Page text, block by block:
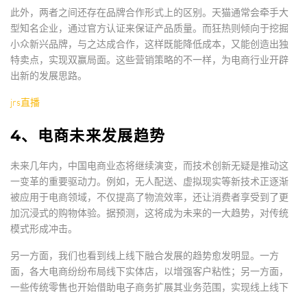
此外，两者之间还存在品牌合作形式上的区别。天猫通常会牵手大
型知名企业，通过官方认证来保证产品质量。而狂热则倾向于挖掘
小众新兴品牌，与之达成合作，这样既能降低成本，又能创造出独
特卖点，实现双赢局面。这些营销策略的不一样，为电商行业开辟
出新的发展思路。
jrs直播
4、电商未来发展趋势
未来几年内，中国电商业态将继续演变，而技术创新无疑是推动这
一变革的重要驱动力。例如，无人配送、虚拟现实等新技术正逐渐
被应用于电商领域，不仅提高了物流效率，还让消费者享受到了更
加沉浸式的购物体验。据预测，这将成为未来的一大趋势，对传统
模式形成冲击。
另一方面，我们也看到线上线下融合发展的趋势愈发明显。一方
面，各大电商纷纷布局线下实体店，以增强客户粘性；另一方面，
一些传统零售也开始借助电子商务扩展其业务范围，实现线上线下